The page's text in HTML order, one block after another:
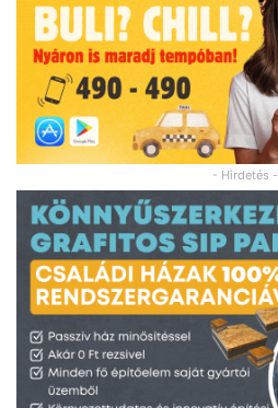
- Hirdetés -